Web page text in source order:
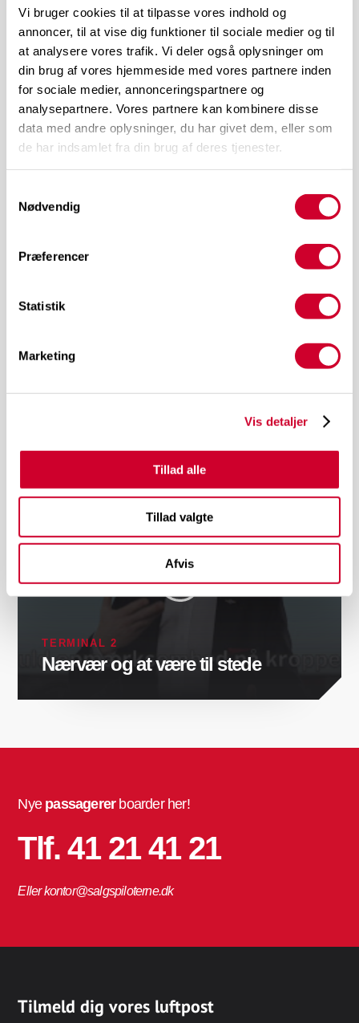
Vi bruger cookies til at tilpasse vores indhold og
annoncer, til at vise dig funktioner til sociale medier og til
at analysere vores trafik. Vi deler også oplysninger om
din brug af vores hjemmeside med vores partnere inden
for sociale medier, annonceringspartnere og
analysepartnere. Vores partnere kan kombinere disse
data med andre oplysninger, du har givet dem, eller som
de har indsamlet fra din brug af deres tjenester.
Nødvendig
Præferencer
Statistik
Marketing
Vis detaljer
Tillad alle
Tillad valgte
Afvis
TERMINAL 2
Giv det gode håndtryk og skab
sympati
Tøjets påvirkning af salget
TERMINAL 2
Nærvær og at være til stede
Tilmeld dig vores luftpost
Nye passagererboarder her!
Tlf. 41 21 41 21
Eller kontor@salgspiloterne.dk